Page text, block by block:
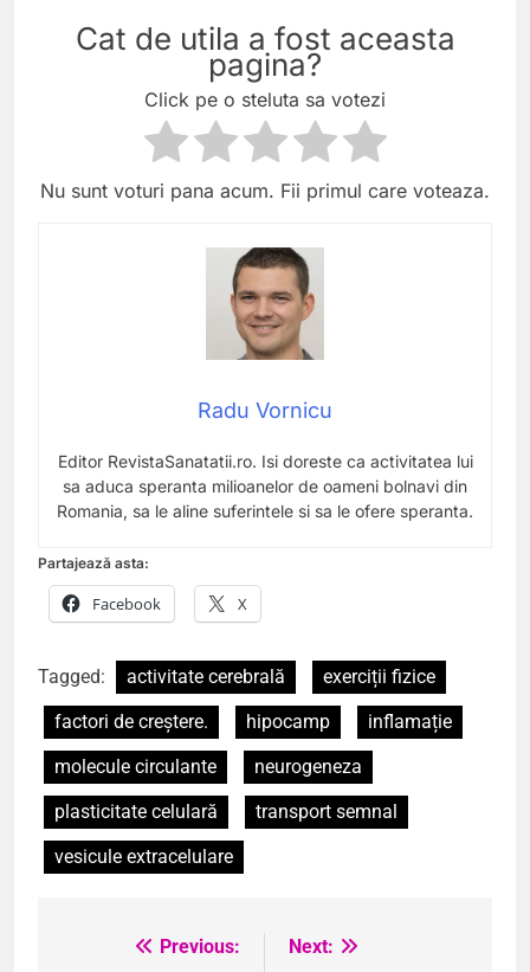
Cat de utila a fost aceasta
pagina?
Click pe o steluta sa votezi
Nu sunt voturi pana acum. Fii primul care voteaza.
Radu Vornicu
Editor RevistaSanatatii.ro. Isi doreste ca activitatea lui
sa aduca speranta milioanelor de oameni bolnavi din
Romania, sa le aline suferintele si sa le ofere speranta.
Partajează asta:
Facebook X
Tagged: activitate cerebrală
exerciții fizice
factori de creștere.
hipocamp
inflamație
molecule circulante
neurogeneza
plasticitate celulară
transport semnal
vesicule extracelulare
NavigarePrevious:
Next: